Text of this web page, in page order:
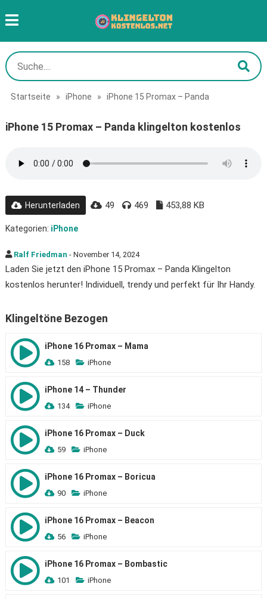
Startseite » iPhone » iPhone 15 Promax – Panda
iPhone 15 Promax – Panda klingelton kostenlos
Herunterladen 49 469 453,88 KB
Kategorien: iPhone
Ralf Friedman - November 14, 2024
Laden Sie jetzt den iPhone 15 Promax – Panda Klingelton
kostenlos herunter! Individuell, trendy und perfekt für Ihr Handy.
Klingeltöne Bezogen
iPhone 16 Promax – Mama
158 iPhone
iPhone 14 – Thunder
134 iPhone
iPhone 16 Promax – Duck
59 iPhone
iPhone 16 Promax – Boricua
90 iPhone
iPhone 16 Promax – Beacon
56 iPhone
iPhone 16 Promax – Bombastic
101 iPhone